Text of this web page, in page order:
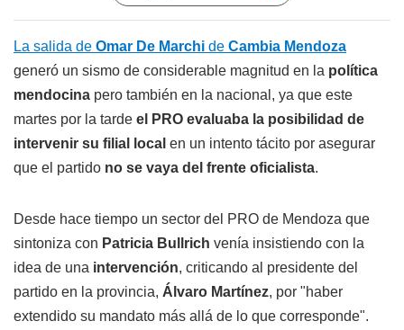
La salida de Omar De Marchi de Cambia Mendoza
generó un sismo de considerable magnitud en la política
mendocina pero también en la nacional, ya que este
martes por la tarde el PRO evaluaba la posibilidad de
intervenir su filial local en un intento tácito por asegurar
que el partido no se vaya del frente oficialista.
Desde hace tiempo un sector del PRO de Mendoza que
sintoniza con Patricia Bullrich venía insistiendo con la
idea de una intervención, criticando al presidente del
partido en la provincia, Álvaro Martínez, por "haber
extendido su mandato más allá de lo que corresponde".